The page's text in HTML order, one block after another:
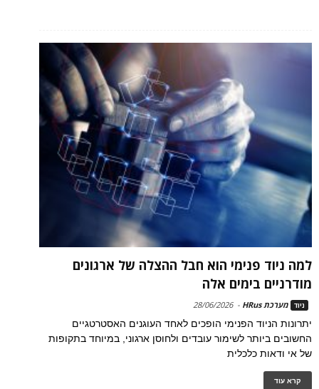
למה ניוד פנימי הוא חבל ההצלה של ארגונים
מודרניים בימים אלה
ניוד מערכת HRus -
28/06/2026
יתרונות הניוד הפנימי הופכים לאחד העוגנים האסטרטגיים
החשובים ביותר לשימור עובדים ולחוסן ארגוני, במיוחד בתקופות
של אי ודאות כלכלית
קרא עוד